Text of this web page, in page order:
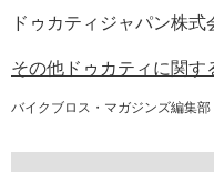
ドゥカティジャパン株式
その他ドゥカティに関す
バイクブロス・マガジンズ編集部